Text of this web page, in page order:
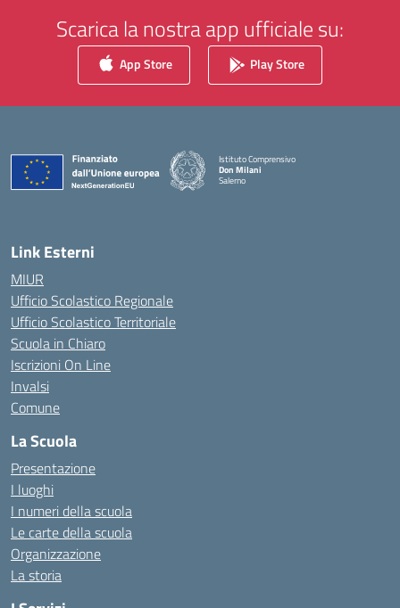
Scarica la nostra app ufficiale su:
App Store Play Store
Istituto Comprensivo
Don Milani
Salerno
Link Esterni
MIUR
Ufficio Scolastico Regionale
Ufficio Scolastico Territoriale
Scuola in Chiaro
Iscrizioni On Line
Invalsi
Comune
La Scuola
Presentazione
I luoghi
I numeri della scuola
Le carte della scuola
Organizzazione
La storia